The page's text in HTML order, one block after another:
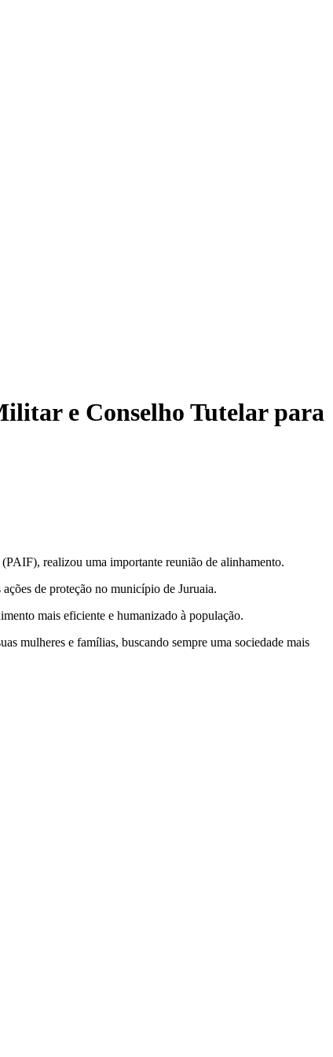
e Conselho Tutelar para
realizou uma importante reunião de alinhamento.
de proteção no município de Juruaia.
mais eficiente e humanizado à população.
mulheres e famílias, buscando sempre uma sociedade mais